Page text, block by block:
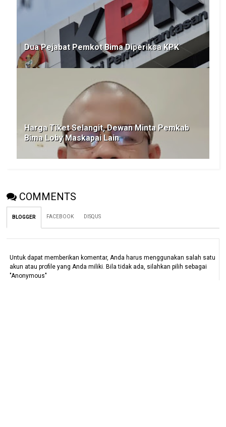
Dua Pejabat Pemkot Bima Diperiksa KPK
Harga Tiket Selangit, Dewan Minta Pemkab
Bima Loby Maskapai Lain
COMMENTS
BLOGGER FACEBOOK DISQUS
Untuk dapat memberikan komentar, Anda harus menggunakan salah satu
akun atau profile yang Anda miliki. Bila tidak ada, silahkan pilih sebagai
"Anonymous"